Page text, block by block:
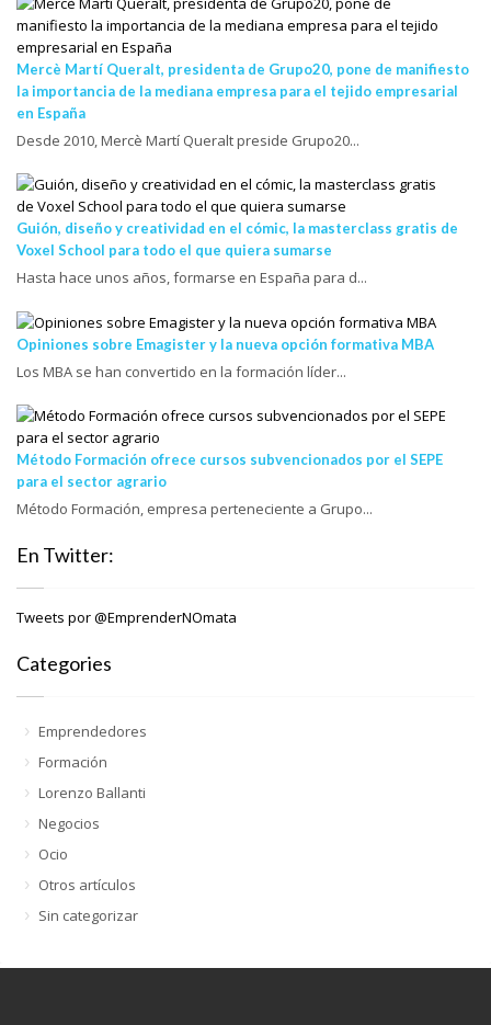
Mercè Martí Queralt, presidenta de Grupo20, pone de manifiesto
la importancia de la mediana empresa para el tejido empresarial
en España
Desde 2010, Mercè Martí Queralt preside Grupo20...
Guión, diseño y creatividad en el cómic, la masterclass gratis de
Voxel School para todo el que quiera sumarse
Hasta hace unos años, formarse en España para d...
Opiniones sobre Emagister y la nueva opción formativa MBA
Los MBA se han convertido en la formación líder...
Método Formación ofrece cursos subvencionados por el SEPE
para el sector agrario
Método Formación, empresa perteneciente a Grupo...
En Twitter:
Tweets por @EmprenderNOmata
Categories
Emprendedores
Formación
Lorenzo Ballanti
Negocios
Ocio
Otros artículos
Sin categorizar